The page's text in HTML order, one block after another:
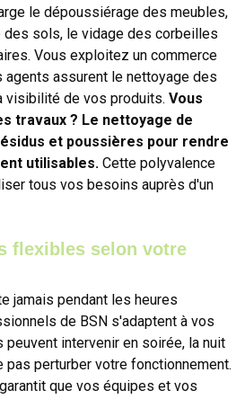
le dépoussiérage des meubles,
des sols, le vidage des corbeilles
Vous exploitez un commerce
assurent le nettoyage des
visibilité de vos produits. Vous
travaux ? Le nettoyage de
et poussières pour rendre
utilisables. Cette polyvalence
tous vos besoins auprès d'un
flexibles selon votre
jamais pendant les heures
de BSN s'adaptent à vos
intervenir en soirée, la nuit
pas perturber votre fonctionnement.
que vos équipes et vos